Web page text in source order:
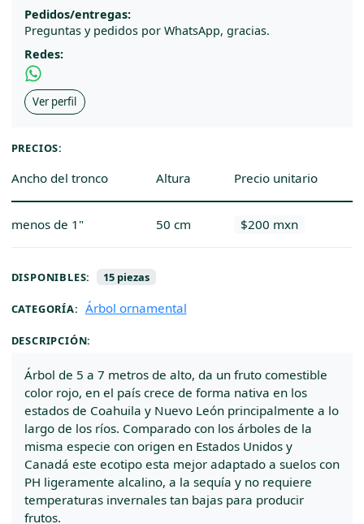
Pedidos/entregas:
Preguntas y pedidos por WhatsApp, gracias.
Redes:
Ver perfil
PRECIOS:
Ancho del tronco Altura Precio unitario
menos de 1" 50 cm $200 mxn
DISPONIBLES: 15 piezas
CATEGORÍA: Árbol ornamental
DESCRIPCIÓN:
Árbol de 5 a 7 metros de alto, da un fruto comestible
color rojo, en el país crece de forma nativa en los
estados de Coahuila y Nuevo León principalmente a lo
largo de los ríos. Comparado con los árboles de la
misma especie con origen en Estados Unidos y
Canadá este ecotipo esta mejor adaptado a suelos con
PH ligeramente alcalino, a la sequía y no requiere
temperaturas invernales tan bajas para producir
frutos.